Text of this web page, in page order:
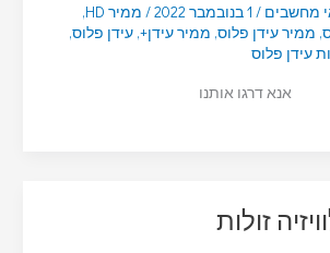
מחשבים / 1 בנובמבר 2022 / ממיר HD
,
, ממיר עידן פלוס, ממיר עידן+, עידן פלוס,
עידן פלוס
אנא דרגו אותנו
זולות